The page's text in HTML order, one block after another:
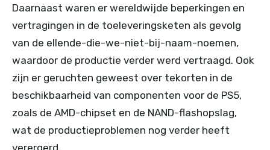
Daarnaast waren er wereldwijde beperkingen en
vertragingen in de toeleveringsketen als gevolg
van de ellende-die-we-niet-bij-naam-noemen,
waardoor de productie verder werd vertraagd. Ook
zijn er geruchten geweest over tekorten in de
beschikbaarheid van componenten voor de PS5,
zoals de AMD-chipset en de NAND-flashopslag,
wat de productieproblemen nog verder heeft